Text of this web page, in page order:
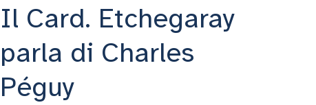
Il Card. Etchegaray
parla di Charles
Péguy